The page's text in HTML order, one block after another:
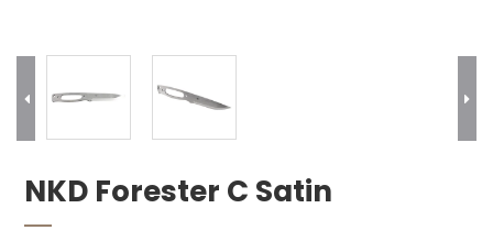
Vokset hørtråd, 5-trådet 22,9 m. Sort pr.
stk.
NKD Forester C Satin